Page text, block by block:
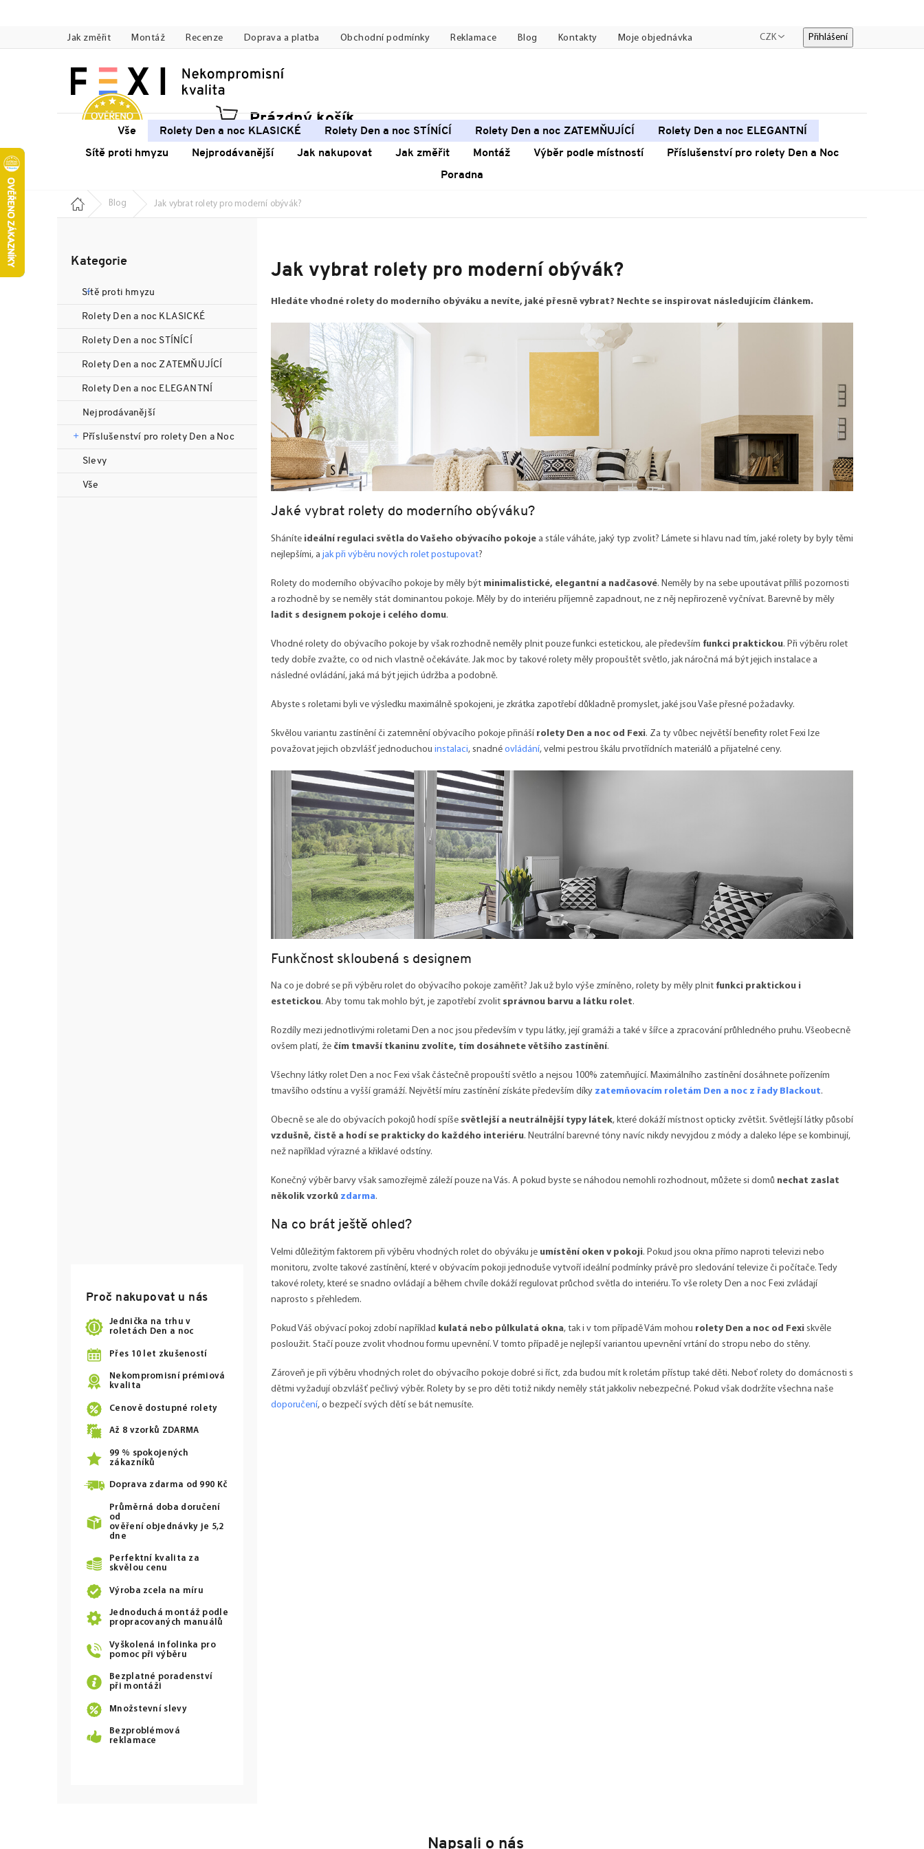
Jak změřit Montáž Recenze Doprava a platba Obchodní podmínky Reklamace Blog Kontakty Moje objednávka CZK Přihlášení
Nákupní
košík
Prázdný košík
Vše Rolety Den a noc KLASICKÉ Rolety Den a noc STÍNÍCÍ Rolety Den a noc ZATEMŇUJÍCÍ
Rolety Den a noc ELEGANTNÍ
Sítě proti hmyzu
Nejprodávanější Jak nakupovat Jak změřit Montáž Výběr podle místností
Příslušenství pro rolety Den a Noc
Poradna
Domů Blog Jak vybrat rolety pro moderní obývák?
kategorie
Kategorie
Sítě proti hmyzu
Rolety Den a noc KLASICKÉ
Rolety Den a noc STÍNÍCÍ
Rolety Den a noc ZATEMŇUJÍCÍ
Rolety Den a noc ELEGANTNÍ
Nejprodávanější
Příslušenství pro rolety Den a Noc
Slevy
Vše
Proč nakupovat u nás
Jednička na trhu v
roletách Den a noc
Přes 10 let zkušeností
Nekompromisní prémiová
kvalita
Cenově dostupné rolety
Až 8 vzorků ZDARMA
99 % spokojených
zákazníků
Doprava zdarma od 990 Kč
Průměrná doba doručení
od
ověření objednávky je 5,2
dne
Perfektní kvalita za
skvělou cenu
Výroba zcela na míru
Jednoduchá montáž podle
propracovaných manuálů
Vyškolená infolinka pro
pomoc při výběru
Bezplatné poradenství
při montáži
Množstevní slevy
Bezproblémová
reklamace
Jak vybrat rolety pro moderní obývák?
Hledáte vhodné rolety do moderního obýváku a nevíte, jaké přesně vybrat? Nechte se inspirovat následujícím článkem.
Jaké vybrat rolety do moderního obýváku?
Sháníte ideální regulaci světla do Vašeho obývacího pokoje a stále váháte, jaký typ zvolit? Lámete si hlavu nad tím, jaké rolety by byly těmi
nejlepšími, a jak při výběru nových rolet postupovat?
Rolety do moderního obývacího pokoje by měly být minimalistické, elegantní a nadčasové. Neměly by na sebe upoutávat příliš pozornosti
a rozhodně by se neměly stát dominantou pokoje. Měly by do interiéru příjemně zapadnout, ne z něj nepřirozeně vyčnívat. Barevně by měly
ladit s designem pokoje i celého domu.
Vhodné rolety do obývacího pokoje by však rozhodně neměly plnit pouze funkci estetickou, ale především funkci praktickou. Při výběru rolet
tedy dobře zvažte, co od nich vlastně očekáváte. Jak moc by takové rolety měly propouštět světlo, jak náročná má být jejich instalace a
následné ovládání, jaká má být jejich údržba a podobně.
Abyste s roletami byli ve výsledku maximálně spokojeni, je zkrátka zapotřebí důkladně promyslet, jaké jsou Vaše přesné požadavky.
Skvělou variantu zastínění či zatemnění obývacího pokoje přináší rolety Den a noc od Fexi. Za ty vůbec největší benefity rolet Fexi lze
považovat jejich obzvlášť jednoduchou instalaci, snadné ovládání, velmi pestrou škálu prvotřídních materiálů a přijatelné ceny.
Funkčnost skloubená s designem
Na co je dobré se při výběru rolet do obývacího pokoje zaměřit? Jak už bylo výše zmíněno, rolety by měly plnit funkci praktickou i
estetickou. Aby tomu tak mohlo být, je zapotřebí zvolit správnou barvu a látku rolet.
Rozdíly mezi jednotlivými roletami Den a noc jsou především v typu látky, její gramáži a také v šířce a zpracování průhledného pruhu. Všeobecně
ovšem platí, že čím tmavší tkaninu zvolíte, tím dosáhnete většího zastínění.
Všechny látky rolet Den a noc Fexi však částečně propouští světlo a nejsou 100% zatemňující. Maximálního zastínění dosáhnete pořízením
tmavšího odstínu a vyšší gramáží. Největší míru zastínění získáte především díky zatemňovacím roletám Den a noc z řady Blackout.
Obecně se ale do obývacích pokojů hodí spíše světlejší a neutrálnější typy látek, které dokáží místnost opticky zvětšit. Světlejší látky působí
vzdušně, čistě a hodí se prakticky do každého interiéru. Neutrální barevné tóny navíc nikdy nevyjdou z módy a daleko lépe se kombinují,
než například výrazné a křiklavé odstíny.
Konečný výběr barvy však samozřejmě záleží pouze na Vás. A pokud byste se náhodou nemohli rozhodnout, můžete si domů nechat zaslat
několik vzorků zdarma.
Na co brát ještě ohled?
Velmi důležitým faktorem při výběru vhodných rolet do obýváku je umístění oken v pokoji. Pokud jsou okna přímo naproti televizi nebo
monitoru, zvolte takové zastínění, které v obývacím pokoji jednoduše vytvoří ideální podmínky právě pro sledování televize či počítače. Tedy
takové rolety, které se snadno ovládají a během chvíle dokáží regulovat průchod světla do interiéru. To vše rolety Den a noc Fexi zvládají
naprosto s přehledem.
Pokud Váš obývací pokoj zdobí například kulatá nebo půlkulatá okna, tak i v tom případě Vám mohou rolety Den a noc od Fexi skvěle
posloužit. Stačí pouze zvolit vhodnou formu upevnění. V tomto případě je nejlepší variantou upevnění vrtání do stropu nebo do stěny.
Zároveň je při výběru vhodných rolet do obývacího pokoje dobré si říct, zda budou mít k roletám přístup také děti. Neboť rolety do domácnosti s
dětmi vyžadují obzvlášť pečlivý výběr. Rolety by se pro děti totiž nikdy neměly stát jakkoliv nebezpečné. Pokud však dodržíte všechna naše
doporučení, o bezpečí svých dětí se bát nemusíte.
Napsali o nás